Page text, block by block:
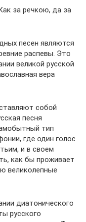
за речкою, да за
песен являются
распевы. Это
великой русской
вера
собой
песня
тип
где один голос
и в своем
как бы проживает
великолепные
диатонического
русского